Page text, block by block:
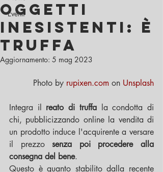
Eventi
oggetti
inesistenti: è
truffa
Aggiornamento: 5 mag 2023
Photo by rupixen.com on Unsplash
Integra il reato di truffa la condotta di
chi, pubblicizzando online la vendita di
un prodotto induce l'acquirente a versare
il prezzo senza poi procedere alla
consegna del bene.
Questo è quanto stabilito dalla recente